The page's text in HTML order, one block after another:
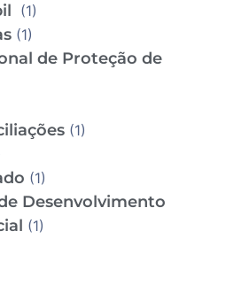
(1)
(1)
de Proteção de
(1)
(1)
Desenvolvimento
(1)